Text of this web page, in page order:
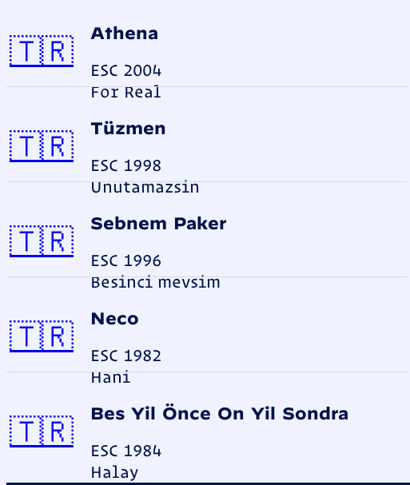
Athena
ESC 2004
For Real
🇹🇷Türkei
Tüzmen
ESC 1998
Unutamazsin
🇹🇷Türkei
Sebnem Paker
ESC 1996
Besinci mevsim
🇹🇷Türkei
Neco
ESC 1982
Hani
🇹🇷Türkei
Bes Yil Önce On Yil Sondra
ESC 1984
Halay
🇹🇷Türkei